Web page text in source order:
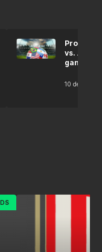
vs.
gana
10 de abril